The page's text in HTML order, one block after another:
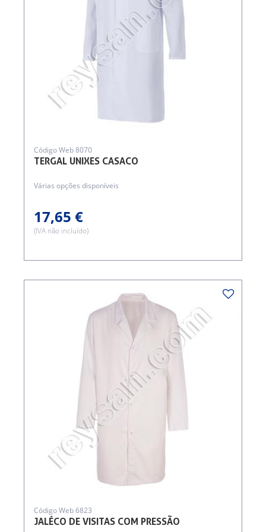
TERGAL UNIXES CASACO
Código Web 8070
Várias opções disponíveis
17,65 €
(IVA não incluído)
JALÉCO DE VISITAS COM PRESSÃO
Código Web 6823